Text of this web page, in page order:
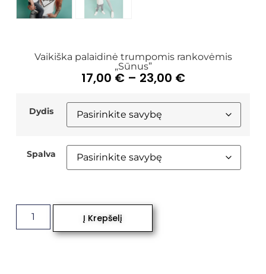
Vaikiška palaidinė trumpomis rankovėmis
„Sūnus”
17,00 € – 23,00 €
Dydis
Spalva
Į Krepšelį